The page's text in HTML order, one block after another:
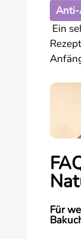
Anti-
Ein
Für